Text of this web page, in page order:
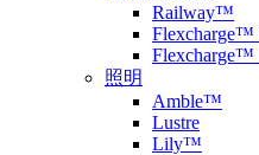
Railway™
Flexcharge™
Flexcharge™
照明
Amble™
Lustre
Lily™